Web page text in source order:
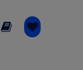
Online lezen